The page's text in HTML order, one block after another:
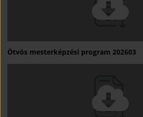
Ötvös mesterképzési program 202603